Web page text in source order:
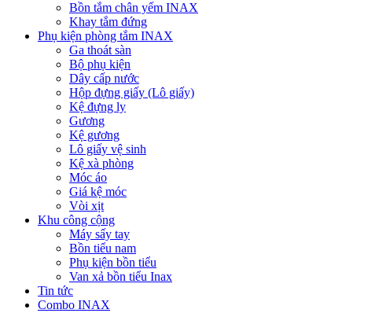
Bồn tắm chân yếm INAX
Khay tắm đứng
Phụ kiện phòng tắm INAX
Ga thoát sàn
Bộ phụ kiện
Dây cấp nước
Hộp đựng giấy (Lô giấy)
Kệ đựng ly
Gương
Kệ gương
Lô giấy vệ sinh
Kệ xà phòng
Móc áo
Giá kệ móc
Vòi xịt
Khu công cộng
Máy sấy tay
Bồn tiểu nam
Phụ kiện bồn tiểu
Van xả bồn tiểu Inax
Tin tức
Combo INAX